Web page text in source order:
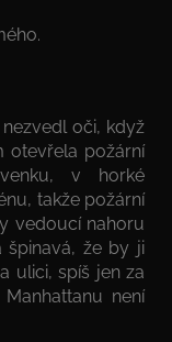
oči, když
otevřela požární
v horké
takže požární
vedoucí nahoru
špinavá, že by ji
ulici, spíš jen za
není